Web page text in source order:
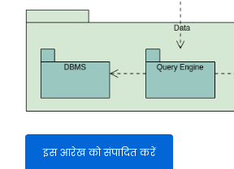
इस आरेख को संपादित करें